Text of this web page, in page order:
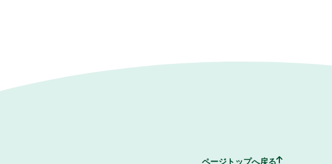
ページトップへ戻る